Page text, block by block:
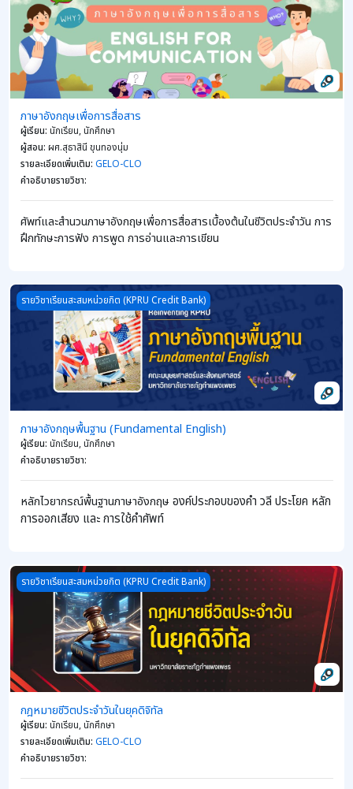
ภาษาอังกฤษเพื่อการสื่อสาร
ผู้เรียน: นักเรียน, นักศึกษา
ผู้สอน: ผศ.สุธาสินี ขุนทองนุ่ม
รายละเอียดเพิ่มเติม: GELO-CLO
คำอธิบายรายวิชา:
ศัพท์และสำนวนภาษาอังกฤษเพื่อการสื่อสารเบื้องต้นในชีวิตประจำวัน การ
ฝึกทักษะการฟัง การพูด การอ่านและการเขียน
Course image ภาษาอังกฤษพื้นฐาน (Fundamental English)
รายวิชาเรียนสะสมหน่วยกิต (KPRU Credit Bank)
ภาษาอังกฤษพื้นฐาน (Fundamental English)
ผู้เรียน: นักเรียน, นักศึกษา
คำอธิบายรายวิชา:
หลักไวยากรณ์พื้นฐานภาษาอังกฤษ องค์ประกอบของคำ วลี ประโยค หลัก
การออกเสียง และ การใช้คำศัพท์
Course image กฎหมายชีวิตประจำวันในยุคดิจิทัล
รายวิชาเรียนสะสมหน่วยกิต (KPRU Credit Bank)
กฎหมายชีวิตประจำวันในยุคดิจิทัล
ผู้เรียน: นักเรียน, นักศึกษา
รายละเอียดเพิ่มเติม: GELO-CLO
คำอธิบายรายวิชา: